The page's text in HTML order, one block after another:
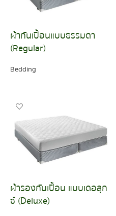
ผ้ากันเปื้อนแบบธรรมดา
(Regular)
Bedding
ผ้ารองกันเปื้อน แบบเดอลุก
ซ์ (Deluxe)